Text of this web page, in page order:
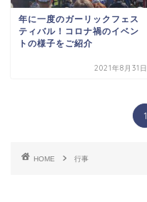
年に一度のガーリックフェス
ティバル！コロナ禍のイベン
トの様子をご紹介
2021年8月31日
1
HOME 行事